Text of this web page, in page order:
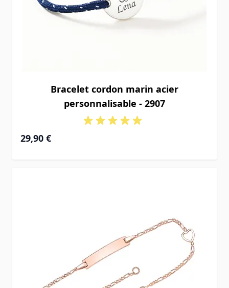
Bracelet cordon marin acier
personnalisable - 2907
29,90 €